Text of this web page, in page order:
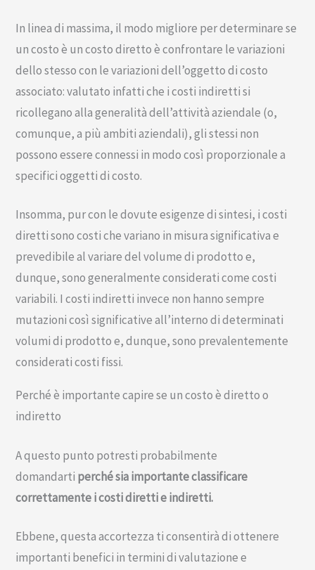
In linea di massima, il modo migliore per determinare se
un costo è un costo diretto è confrontare le variazioni
dello stesso con le variazioni dell’oggetto di costo
associato: valutato infatti che i costi indiretti si
ricollegano alla generalità dell’attività aziendale (o,
comunque, a più ambiti aziendali), gli stessi non
possono essere connessi in modo così proporzionale a
specifici oggetti di costo.
Insomma, pur con le dovute esigenze di sintesi, i costi
diretti sono costi che variano in misura significativa e
prevedibile al variare del volume di prodotto e,
dunque, sono generalmente considerati come costi
variabili. I costi indiretti invece non hanno sempre
mutazioni così significative all’interno di determinati
volumi di prodotto e, dunque, sono prevalentemente
considerati costi fissi.
Perché è importante capire se un costo è diretto o
indiretto
A questo punto potresti probabilmente
domandarti perché sia importante classificare
correttamente i costi diretti e indiretti.
Ebbene, questa accortezza ti consentirà di ottenere
importanti benefici in termini di valutazione e